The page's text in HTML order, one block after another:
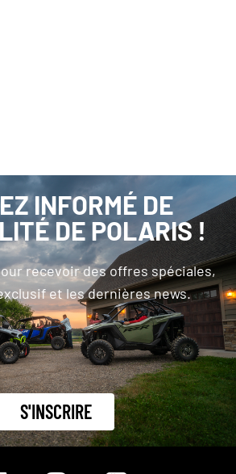
INFORMÉ DE
DE POLARIS !
recevoir des offres spéciales,
et les dernières news.
S'INSCRIRE